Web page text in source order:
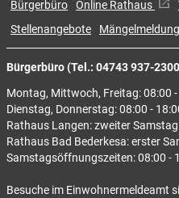
Bürgerbüro (Tel.: 04743 937-
Montag, Mittwoch, Freitag: 08:00
Dienstag, Donnerstag: 08:00 -
Rathaus Langen: zweiter
Rathaus Bad Bederkesa: erster
Samstagsöffnungszeiten: 08:00 -
Besuche im Einwohnermeldeamt
Bürgerbüro Online Rathaus
Stellenangebote
Mängelmeldung